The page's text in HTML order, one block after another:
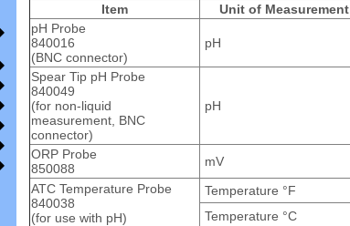
Item
Unit of Measurement
pH Probe
840016
(BNC connector)
pH
Spear Tip pH Probe
840049
(for non-liquid
measurement, BNC
connector)
pH
ORP Probe
850088
mV
ATC Temperature Probe
840038
(for use with pH)
Temperature °F
Temperature °C